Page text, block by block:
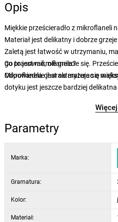
Opis
Miękkie prześcieradło z mikroflaneli
Materiał jest delikatny i dobrze
Zaletą jest łatwość w utrzymaniu,
go prasować, nie gniecie się.
Odpowiednie jest na materac o
Co to jest mikroflanela?
Mikroflanela charakteryzuje się
dotyku jest jeszcze bardziej
wrażliwej skóry pościel z
Właściwości termiczne doskonale
dni zimowych. Jeżeli lubisz
Twoje łóżko będzie z pewnością
lepszy.
Więcej
Parametry
Marka:
Gramatura:
Kolor:
Materiał: